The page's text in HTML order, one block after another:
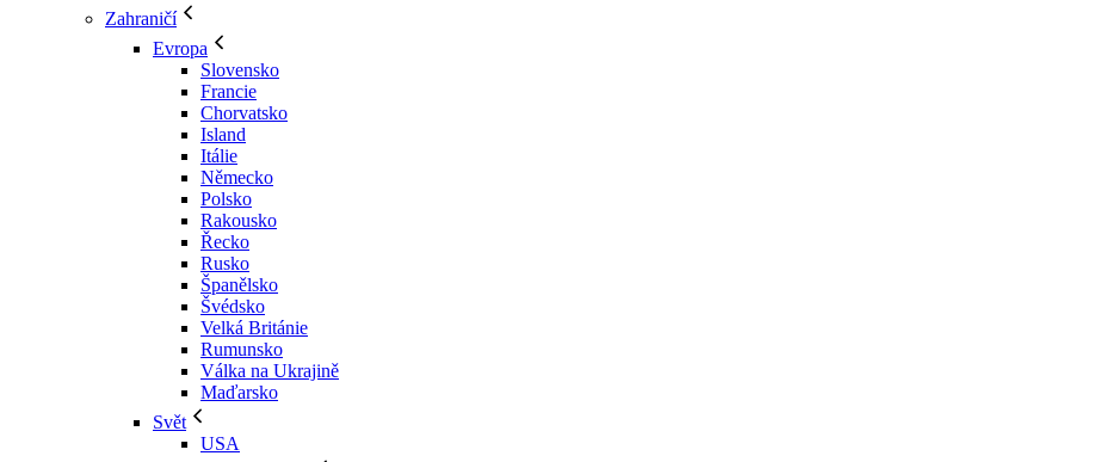
Zahraničí
Evropa
Slovensko
Francie
Chorvatsko
Island
Itálie
Německo
Polsko
Rakousko
Řecko
Rusko
Španělsko
Švédsko
Velká Británie
Rumunsko
Válka na Ukrajině
Maďarsko
Svět
USA